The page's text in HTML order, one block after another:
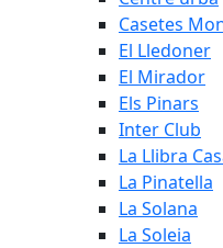
Casetes
El Lledoner
El Mirador
Els Pinars
Inter Club
La Llibra
La Pinatella
La Solana
La Soleia